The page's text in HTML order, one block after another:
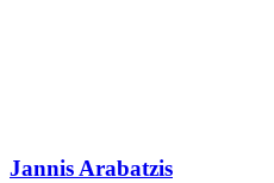
Jannis Arabatzis